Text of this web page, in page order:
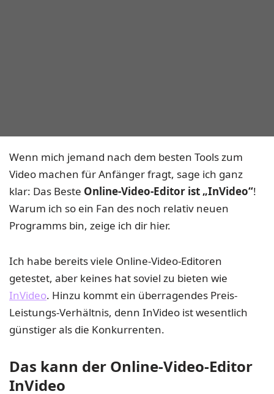
Wenn mich jemand nach dem besten Tools zum
Video machen für Anfänger fragt, sage ich ganz
klar: Das Beste Online-Video-Editor ist „InVideo“!
Warum ich so ein Fan des noch relativ neuen
Programms bin, zeige ich dir hier.
Ich habe bereits viele Online-Video-Editoren
getestet, aber keines hat soviel zu bieten wie
InVideo. Hinzu kommt ein überragendes Preis-
Leistungs-Verhältnis, denn InVideo ist wesentlich
günstiger als die Konkurrenten.
Das kann der Online-Video-Editor
InVideo